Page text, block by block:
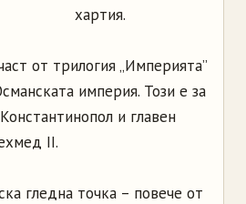
хартия.
от трилогия „Империята”
империя. Този е за
и главен
II.
гледна точка – повече от